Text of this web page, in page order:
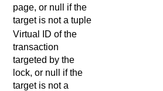
page, or null if the
target is not a tuple
Virtual ID of the
transaction
targeted by the
lock, or null if the
target is not a